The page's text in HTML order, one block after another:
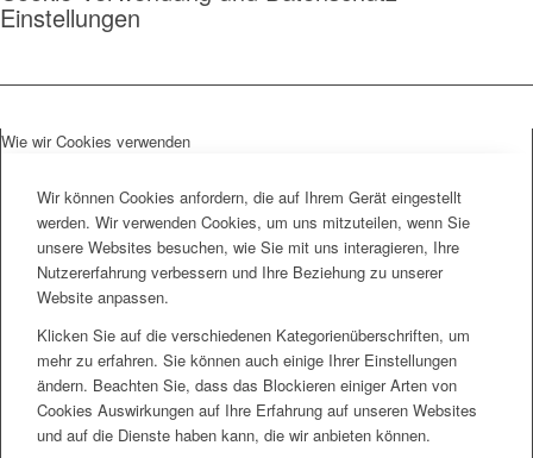
Einstellungen
Wie wir Cookies verwenden
Wir können Cookies anfordern, die auf Ihrem Gerät eingestellt
werden. Wir verwenden Cookies, um uns mitzuteilen, wenn Sie
unsere Websites besuchen, wie Sie mit uns interagieren, Ihre
Nutzererfahrung verbessern und Ihre Beziehung zu unserer
Website anpassen.
Klicken Sie auf die verschiedenen Kategorienüberschriften, um
mehr zu erfahren. Sie können auch einige Ihrer Einstellungen
ändern. Beachten Sie, dass das Blockieren einiger Arten von
Cookies Auswirkungen auf Ihre Erfahrung auf unseren Websites
und auf die Dienste haben kann, die wir anbieten können.